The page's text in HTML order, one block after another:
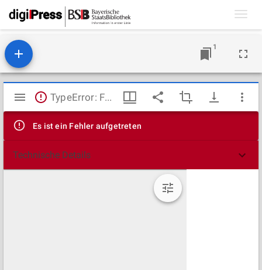
1
Mirador
Viewer
TypeError: Failed to fetch
Es ist ein Fehler aufgetreten
Technische Details